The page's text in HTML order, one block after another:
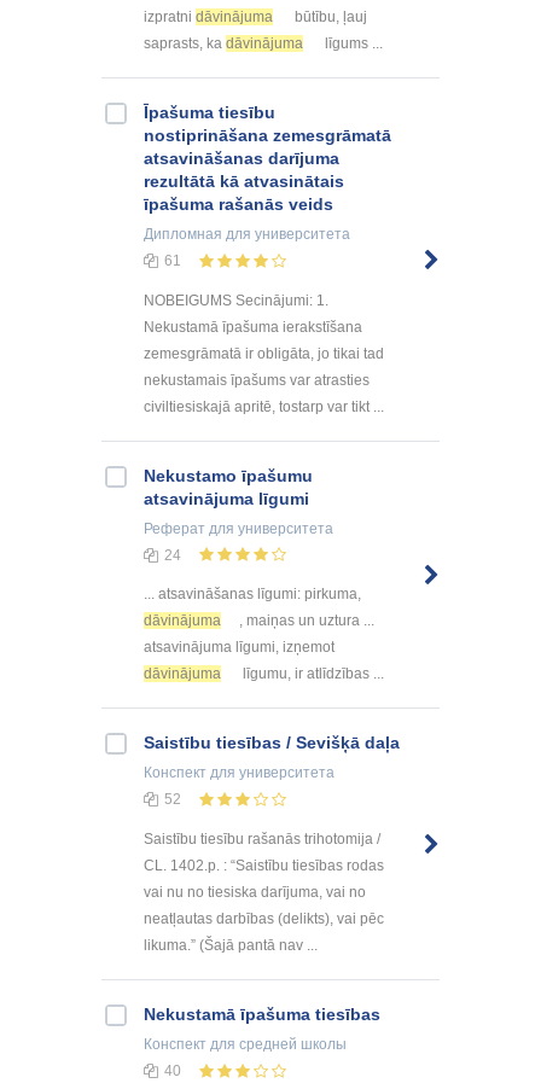
izpratni dāvinājuma
būtību, ļauj
saprasts, ka dāvinājuma līgums ...
Īpašuma tiesību
nostiprināšana zemesgrāmatā
atsavināšanas darījuma
rezultātā kā atvasinātais
īpašuma rašanās veids
Дипломная для университета
61
NOBEIGUMS Secinājumi: 1.
Nekustamā īpašuma ierakstīšana
zemesgrāmatā ir obligāta, jo tikai tad
nekustamais īpašums var atrasties
civiltiesiskajā apritē, tostarp var tikt ...
Nekustamo īpašumu
atsavinājuma līgumi
Реферат для университета
24
... atsavināšanas līgumi: pirkuma,
dāvinājuma
, maiņas un uztura ...
atsavinājuma līgumi, izņemot
dāvinājuma
līgumu, ir atlīdzības ...
Saistību tiesības / Sevišķā daļa
Конспект для университета
52
Saistību tiesību rašanās trihotomija /
CL. 1402.p. : “Saistību tiesības rodas
vai nu no tiesiska darījuma, vai no
neatļautas darbības (delikts), vai pēc
likuma.” (Šajā pantā nav ...
Nekustamā īpašuma tiesības
Конспект для средней школы
40